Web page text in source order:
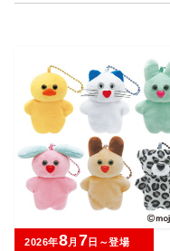
2026年8月 7 日～登場